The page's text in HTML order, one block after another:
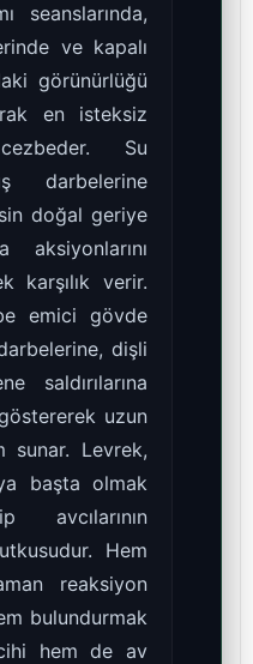
seanslarında,
ve kapalı
görünürlüğü
en isteksiz
Su
darbelerine
doğal geriye
aksiyonlarını
karşılık verir.
emici gövde
dişli
saldırılarına
uzun
sunar. Levrek,
başta olmak
Hem
reaksiyon
bulundurmak
hem de av